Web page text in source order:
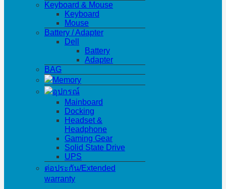
Keyboard & Mouse
Keyboard
Mouse
Battery / Adapter
Dell
Battery
Adapter
BAG
Memory
อุปกรณ์
Mainboard
Docking
Headset &
Headphone
Gaming Gear
Solid State Drive
UPS
ต่อประกัน/Extended
warranty